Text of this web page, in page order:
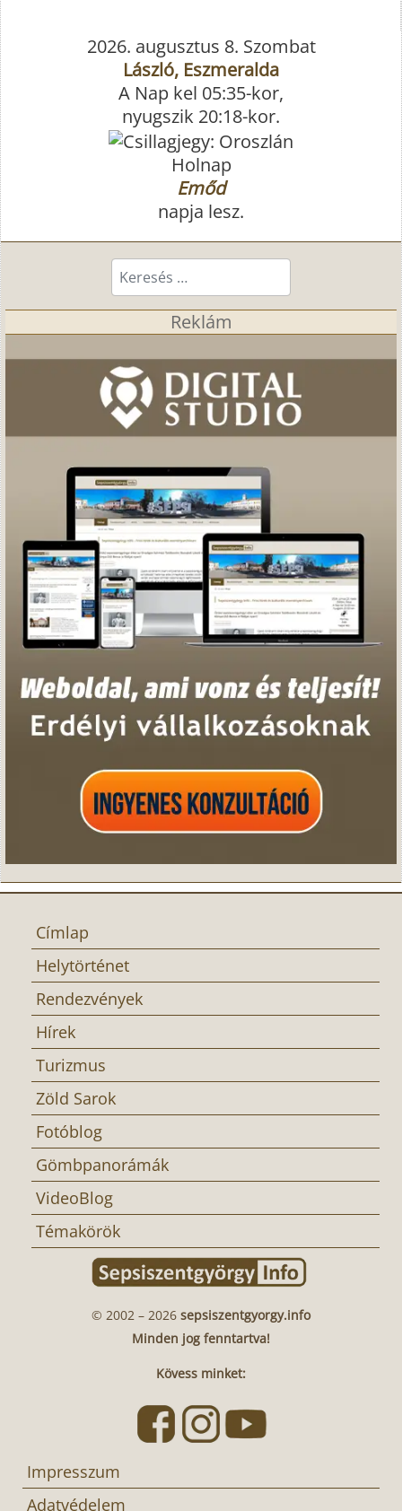
2026. augusztus 8. Szombat
László, Eszmeralda
A Nap kel 05:35-kor,
nyugszik 20:18-kor.
Holnap
Emőd
napja lesz.
Keresés...
Reklám
Címlap
Helytörténet
Rendezvények
Hírek
Turizmus
Zöld Sarok
Fotóblog
Gömbpanorámák
VideoBlog
Témakörök
© 2002 – 2026 sepsiszentgyorgy.info
Minden jog fenntartva!
Kövess minket:
Impresszum
Adatvédelem